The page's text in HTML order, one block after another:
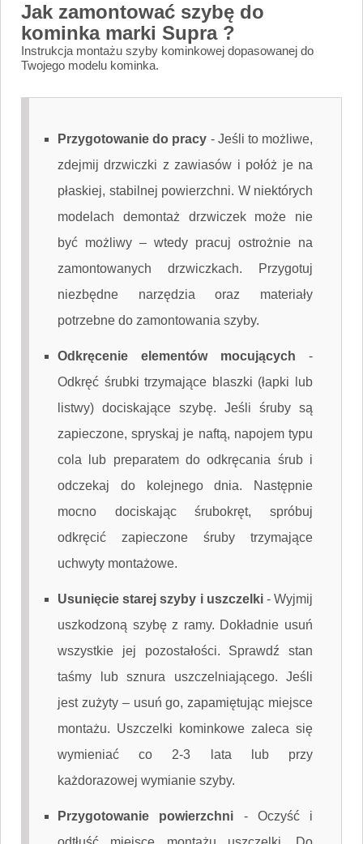
Jak zamontować szybę do
kominka marki Supra ?
Instrukcja montażu szyby kominkowej dopasowanej do
Twojego modelu kominka.
Przygotowanie do pracy - Jeśli to możliwe,
zdejmij drzwiczki z zawiasów i połóż je na
płaskiej, stabilnej powierzchni. W niektórych
modelach demontaż drzwiczek może nie
być możliwy – wtedy pracuj ostrożnie na
zamontowanych drzwiczkach. Przygotuj
niezbędne narzędzia oraz materiały
potrzebne do zamontowania szyby.
Odkręcenie elementów mocujących -
Odkręć śrubki trzymające blaszki (łapki lub
listwy) dociskające szybę. Jeśli śruby są
zapieczone, spryskaj je naftą, napojem typu
cola lub preparatem do odkręcania śrub i
odczekaj do kolejnego dnia. Następnie
mocno dociskając śrubokręt, spróbuj
odkręcić zapieczone śruby trzymające
uchwyty montażowe.
Usunięcie starej szyby i uszczelki-Wyjmij
uszkodzoną szybę z ramy. Dokładnie usuń
wszystkie jej pozostałości. Sprawdź stan
taśmy lub sznura uszczelniającego. Jeśli
jest zużyty – usuń go, zapamiętując miejsce
montażu. Uszczelki kominkowe zaleca się
wymieniać co 2-3 lata lub przy
każdorazowej wymianie szyby.
Przygotowanie powierzchni - Oczyść i